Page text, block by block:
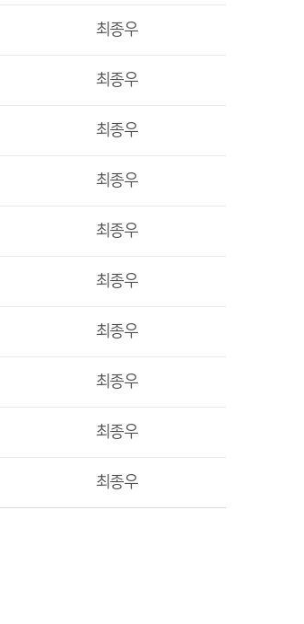
최종우
최종우
최종우
최종우
최종우
최종우
최종우
최종우
최종우
최종우